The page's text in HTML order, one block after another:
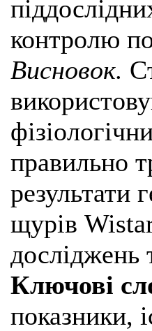
контролю
Висновок.
правильно
результати
щурів
досліджень
Ключові
показники,